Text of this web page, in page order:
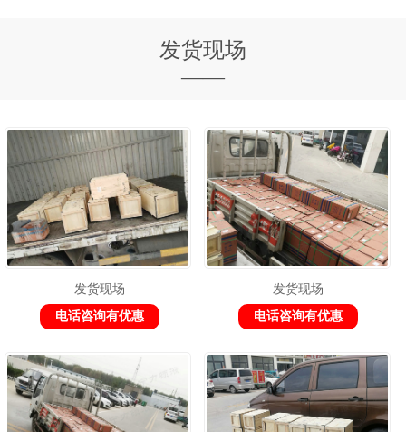
发货现场
——
发货现场
电话咨询有优惠
发货现场
电话咨询有优惠